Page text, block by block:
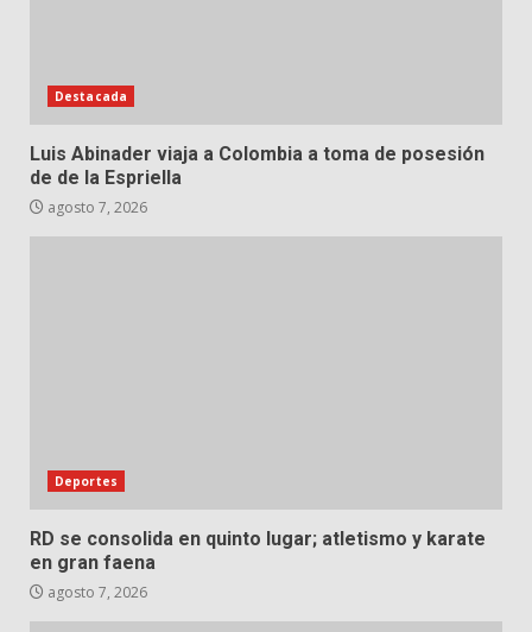
Destacada
Luis Abinader viaja a Colombia a toma de posesión
de de la Espriella
agosto 7, 2026
Deportes
RD se consolida en quinto lugar; atletismo y karate
en gran faena
agosto 7, 2026